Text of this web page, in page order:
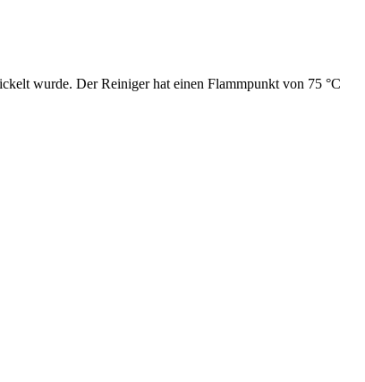
wurde. Der Reiniger hat einen Flammpunkt von 75 °C